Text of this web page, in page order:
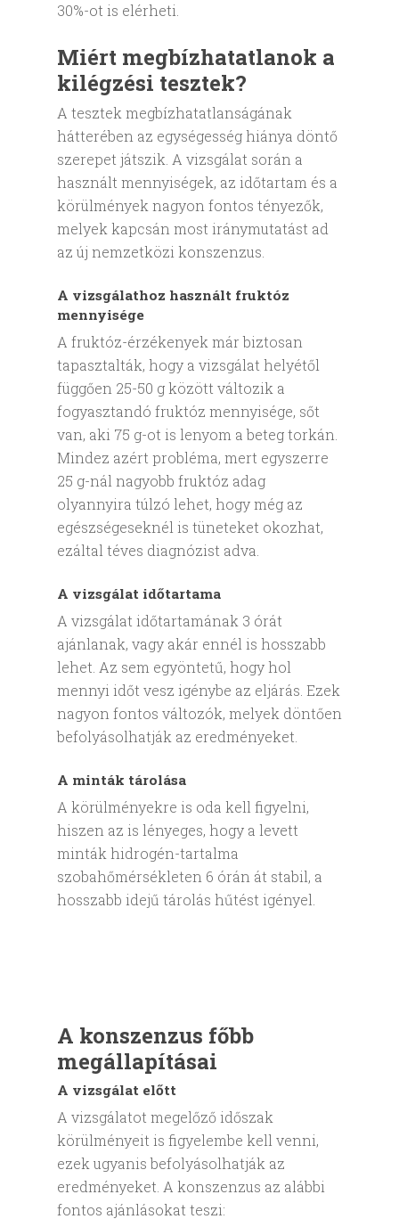
30%-ot is elérheti.
Miért megbízhatatlanok a
kilégzési tesztek?
A tesztek megbízhatatlanságának
hátterében az egységesség hiánya döntő
szerepet játszik. A vizsgálat során a
használt mennyiségek, az időtartam és a
körülmények nagyon fontos tényezők,
melyek kapcsán most iránymutatást ad
az új nemzetközi konszenzus.
A vizsgálathoz használt fruktóz
mennyisége
A fruktóz-érzékenyek már biztosan
tapasztalták, hogy a vizsgálat helyétől
függően 25-50 g között változik a
fogyasztandó fruktóz mennyisége, sőt
van, aki 75 g-ot is lenyom a beteg torkán.
Mindez azért probléma, mert egyszerre
25 g-nál nagyobb fruktóz adag
olyannyira túlzó lehet, hogy még az
egészségeseknél is tüneteket okozhat,
ezáltal téves diagnózist adva.
A vizsgálat időtartama
A vizsgálat időtartamának 3 órát
ajánlanak, vagy akár ennél is hosszabb
lehet. Az sem egyöntetű, hogy hol
mennyi időt vesz igénybe az eljárás. Ezek
nagyon fontos változók, melyek döntően
befolyásolhatják az eredményeket.
A minták tárolása
A körülményekre is oda kell figyelni,
hiszen az is lényeges, hogy a levett
minták hidrogén-tartalma
szobahőmérsékleten 6 órán át stabil, a
hosszabb idejű tárolás hűtést igényel.
A konszenzus főbb
megállapításai
A vizsgálat előtt
A vizsgálatot megelőző időszak
körülményeit is figyelembe kell venni,
ezek ugyanis befolyásolhatják az
eredményeket. A konszenzus az alábbi
fontos ajánlásokat teszi: